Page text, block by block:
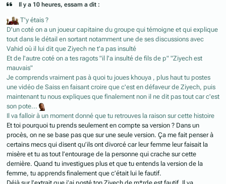
Il y a 10 heures, essam a dit :
T'y étais ?
D'un coté on a un joueur capitaine du groupe qui témoigne et qui explique
tout dans le détail en sortant notamment une de ses discussions avec
Vahid où il lui dit que Ziyech ne t'a pas insulté
Et de l'autre coté on a tes ragots "il l'a insulté de fils de p" "Ziyech est
mauvais"
Je comprends vraiment pas à quoi tu joues khouya , plus haut tu postes
une vidéo de Saiss en faisant croire que c'est en défaveur de Ziyech, puis
maintenant tu nous expliques que finalement non il ne dit pas tout car c'est
son pote...
Il va falloir à un moment donné que tu retrouves la raison sur cette histoire
Et toi pourquoi tu prends seulement en compte sa version ? Dans un
procès, on ne se base pas que sur une seule version. Ça me fait penser à
certains mecs qui disent qu’ils ont divorcé car leur femme leur faisait la
misère et tu as tout l’entourage de la personne qui crache sur cette
dernière. Quand tu investigues plus et que tu entends la version de la
femme, tu apprends finalement que c’était lui le fautif.